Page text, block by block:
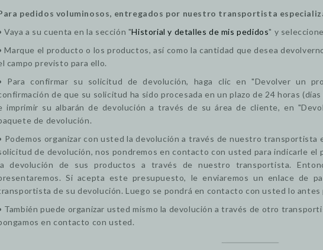
pedidos voluminosos, entregados por nuestro transportista
Vaya a su cuenta en la sección "Historial y detalles de mis pedidos" y
Marque el producto o los productos, así como la cantidad que desea
campo previsto para ello.
Para confirmar su solicitud de devolución, haga clic en "Devolver un
de que su solicitud ha sido procesada en un plazo de 24 horas
imprimir su albarán de devolución a través de su área de cliente, en
de devolución.
Podemos organizar con usted la devolución a través de nuestro transportista
de devolución, nos pondremos en contacto con usted para indicarle el
devolución de sus productos a través de nuestro transportista.
Si acepta este presupuesto, le enviaremos un enlace de
de su devolución. Luego se pondrá en contacto con usted lo antes
También puede organizar usted mismo la devolución a través de otro
en contacto con usted.